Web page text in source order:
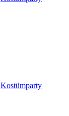
Kostümparty